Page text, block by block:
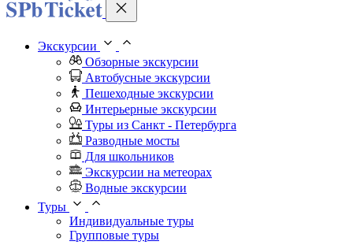
Экскурсии
Обзорные экскурсии
Автобусные экскурсии
Пешеходные экскурсии
Интерьерные экскурсии
Туры из Санкт - Петербурга
Разводные мосты
Для школьников
Экскурсии на метеорах
Водные экскурсии
Туры
Индивидуальные туры
Групповые туры